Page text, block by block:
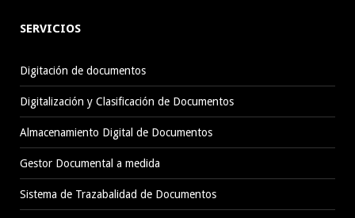
SERVICIOS
Digitación de documentos
Digitalización y Clasificación de Documentos
Almacenamiento Digital de Documentos
Gestor Documental a medida
Sistema de Trazabalidad de Documentos